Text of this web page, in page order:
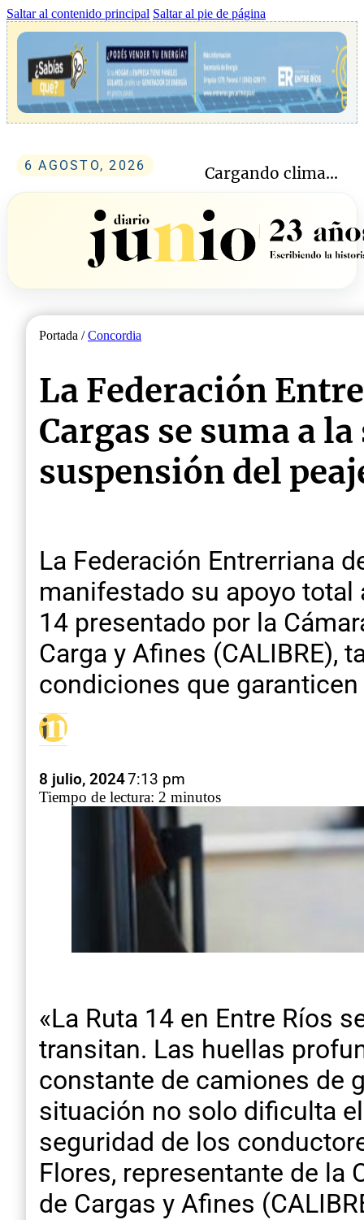
Saltar al contenido principal Saltar al pie de página
6 AGOSTO, 2026 Cargando clima...
Portada /Concordia
La Federación
Cargas se suma a
suspensión del
La Federación Entrerriana
manifestado su apoyo
14 presentado por la
Carga y Afines (CALIBRE),
condiciones que
8 julio, 20247:13 pm
Tiempo de lectura: 2 minutos
«La Ruta 14 en Entre Ríos
transitan. Las huellas
constante de camiones de
situación no solo dificulta
seguridad de los
Flores, representante de la
de Cargas y Afines